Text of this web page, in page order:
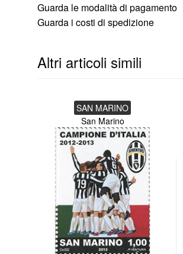
Guarda le modalità di pagamento
Guarda i costi di spedizione
Altri articoli simili
SAN MARINO
San Marino